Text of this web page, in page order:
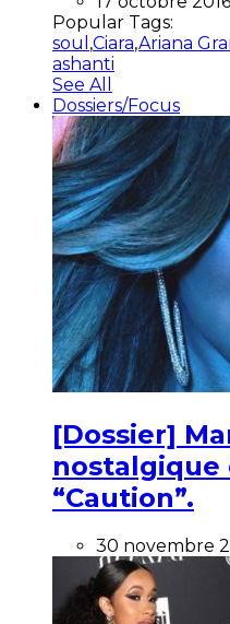
Popular Tags:
soul ,Ciara,Ariana
ashanti
See All
Dossiers/Focus
[Dossier]
nostalgique
“Caution”.
30 novembre